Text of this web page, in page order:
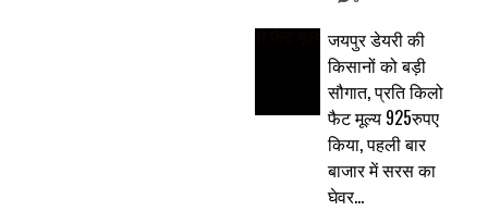
जयपुर डेयरी की
किसानों को बड़ी
सौगात, प्रति किलो
फैट मूल्य 925रुपए
किया, पहली बार
बाजार में सरस का
घेवर…